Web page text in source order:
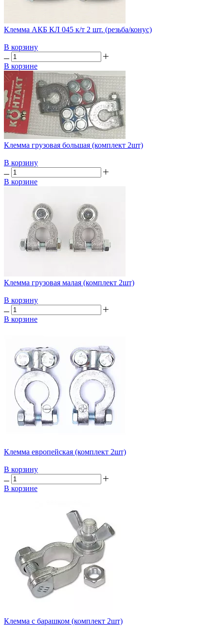
Клемма АКБ КЛ 045 к/т 2 шт. (резьба/конус)
В корзину
В корзине
Клемма грузовая большая (комплект 2шт)
В корзину
В корзине
Клемма грузовая малая (комплект 2шт)
В корзину
В корзине
Клемма европейская (комплект 2шт)
В корзину
В корзине
Клемма с барашком (комплект 2шт)